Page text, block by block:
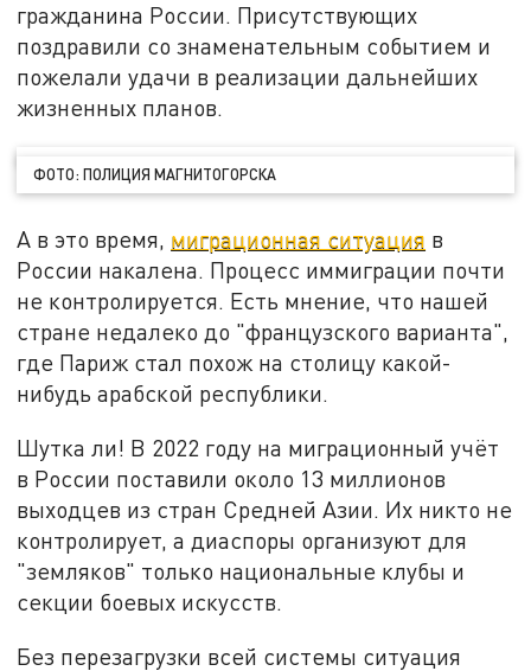
гражданина России. Присутствующих
поздравили со знаменательным событием и
пожелали удачи в реализации дальнейших
жизненных планов.
ФОТО: ПОЛИЦИЯ МАГНИТОГОРСКА
А в это время, миграционная ситуация в
России накалена. Процесс иммиграции почти
не контролируется. Есть мнение, что нашей
стране недалеко до "французского варианта",
где Париж стал похож на столицу какой-
нибудь арабской республики.
Шутка ли! В 2022 году на миграционный учёт
в России поставили около 13 миллионов
выходцев из стран Средней Азии. Их никто не
контролирует, а диаспоры организуют для
"земляков" только национальные клубы и
секции боевых искусств.
Без перезагрузки всей системы ситуация